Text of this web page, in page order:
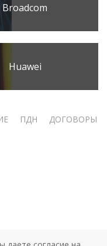
Broadcom
Huawei
ПДН
ДОГОВОРЫ